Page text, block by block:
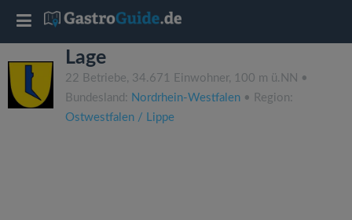
Lage
22 Betriebe, 34.671 Einwohner, 100 m ü.NN •
Bundesland: Nordrhein-Westfalen • Region:
Ostwestfalen / Lippe
T
o